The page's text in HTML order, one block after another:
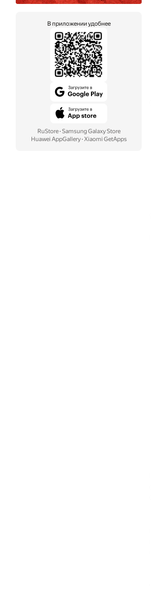
В приложении удобнее
RuStore· Samsung Galaxy Store
Huawei AppGallery· Xiaomi GetApps